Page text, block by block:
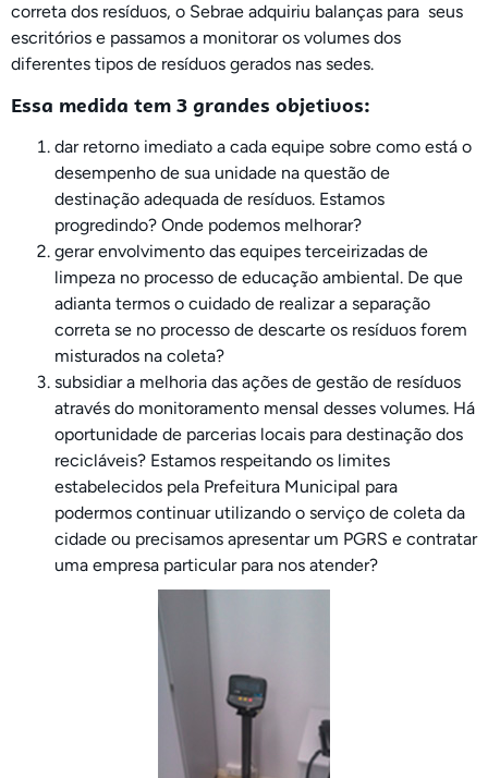
correta dos resíduos, o Sebrae adquiriu balanças para seus
escritórios e passamos a monitorar os volumes dos
diferentes tipos de resíduos gerados nas sedes.
Essa medida tem 3 grandes objetivos:
dar retorno imediato a cada equipe sobre como está o
desempenho de sua unidade na questão de
destinação adequada de resíduos. Estamos
progredindo? Onde podemos melhorar?
gerar envolvimento das equipes terceirizadas de
limpeza no processo de educação ambiental. De que
adianta termos o cuidado de realizar a separação
correta se no processo de descarte os resíduos forem
misturados na coleta?
subsidiar a melhoria das ações de gestão de resíduos
através do monitoramento mensal desses volumes. Há
oportunidade de parcerias locais para destinação dos
recicláveis? Estamos respeitando os limites
estabelecidos pela Prefeitura Municipal para
podermos continuar utilizando o serviço de coleta da
cidade ou precisamos apresentar um PGRS e contratar
uma empresa particular para nos atender?